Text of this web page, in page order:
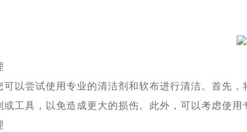
尝试使用专业的清洁剂和软布进行清洁。首先，
工具，以免造成更大的损伤。此外，可以考虑使用